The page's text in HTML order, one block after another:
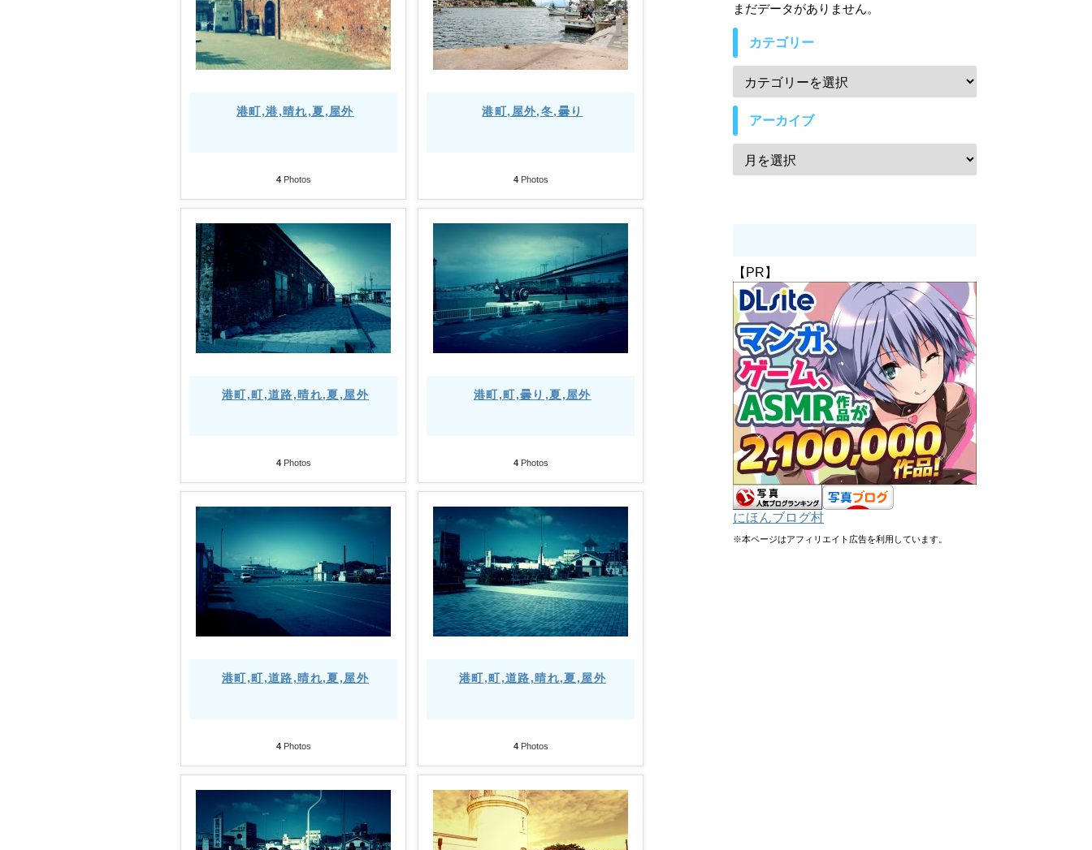
港町,港,晴れ,夏,屋外
4Photos
港町,屋外,冬,曇り
4Photos
港町,町,道路,晴れ,夏,屋外
4Photos
港町,町,曇り,夏,屋外
4Photos
港町,町,道路,晴れ,夏,屋外
4Photos
港町,町,道路,晴れ,夏,屋外
4Photos
まだデータがありません。
カテゴリー
アーカイブ
【PR】
にほんブログ村
※本ページはアフィリエイト広告を利用しています。